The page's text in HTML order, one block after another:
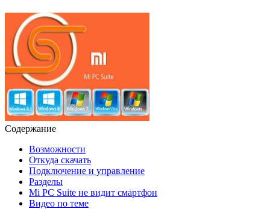
Содержание
Возможности
Откуда скачать
Подключение и управление
Разделы
Mi PC Suite не видит смартфон
Видео по теме